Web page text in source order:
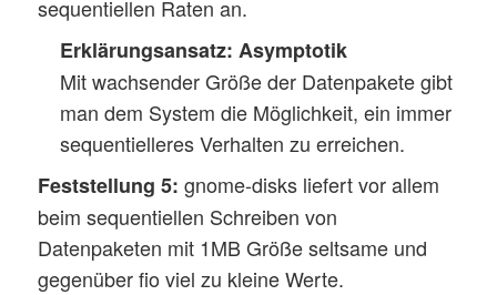
sequentiellen Raten an.
Erklärungsansatz: Asymptotik
Mit wachsender Größe der Datenpakete gibt
man dem System die Möglichkeit, ein immer
sequentielleres Verhalten zu erreichen.
Feststellung 5: gnome-disks liefert vor allem
beim sequentiellen Schreiben von
Datenpaketen mit 1MB Größe seltsame und
gegenüber fio viel zu kleine Werte.